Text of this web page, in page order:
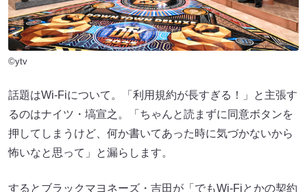
©ytv
話題はWi-Fiについて。「利用規約が長すぎる！」と主張す
るのはナイツ・塙宣之。「ちゃんと読まずに同意ボタンを
押してしまうけど、何か書いてあった時に気づかないから
怖いなと思って」と漏らします。
するとブラックマヨネーズ・吉田が「でもWi-Fiとかの契約